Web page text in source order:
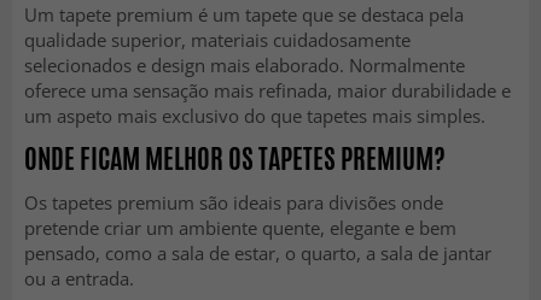
Um tapete premium é um tapete que se destaca pela
qualidade superior, materiais cuidadosamente
selecionados e design mais elaborado. Normalmente
oferece uma sensação mais refinada, maior durabilidade e
um aspeto mais exclusivo do que tapetes mais simples.
ONDE FICAM MELHOR OS TAPETES PREMIUM?
Os tapetes premium são ideais para divisões onde
pretende criar um ambiente quente, elegante e bem
pensado, como a sala de estar, o quarto, a sala de jantar
ou a entrada.